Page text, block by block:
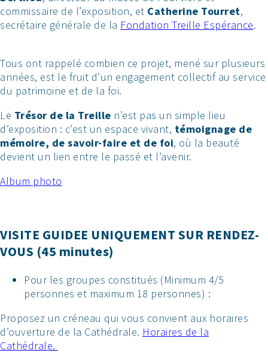
commissaire de l’exposition, et Catherine Tourret,
secrétaire générale de la Fondation Treille Espérance.
Tous ont rappelé combien ce projet, mené sur plusieurs
années, est le fruit d’un engagement collectif au service
du patrimoine et de la foi.
Le Trésor de la Treille n’est pas un simple lieu
d’exposition : c’est un espace vivant, témoignage de
mémoire, de savoir-faire et de foi, où la beauté
devient un lien entre le passé et l’avenir.
Album photo
VISITE GUIDEE UNIQUEMENT SUR RENDEZ-
VOUS (45 minutes)
Pour les groupes constitués (Minimum 4/5
personnes et maximum 18 personnes) :
Proposez un créneau qui vous convient aux horaires
d’ouverture de la Cathédrale. Horaires de la
Cathédrale.